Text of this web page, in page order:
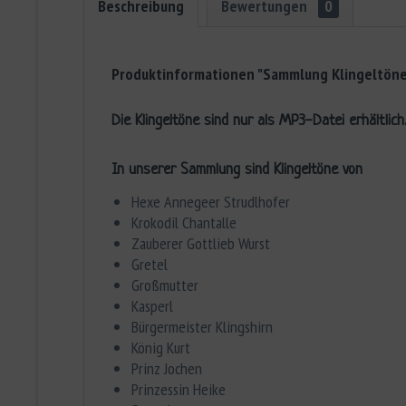
Beschreibung Bewertungen 0
Produktinformationen "Sammlung
Die Klingeltöne sind nur als MP3-Datei erhältlich.
In unserer Sammlung sind Klingeltöne von
Hexe Annegeer Strudlhofer
Krokodil Chantalle
Zauberer Gottlieb Wurst
Gretel
Großmutter
Kasperl
Bürgermeister Klingshirn
König Kurt
Prinz Jochen
Prinzessin Heike